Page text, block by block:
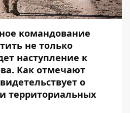
командование
не только
наступление к
Как отмечают
о
территориальных